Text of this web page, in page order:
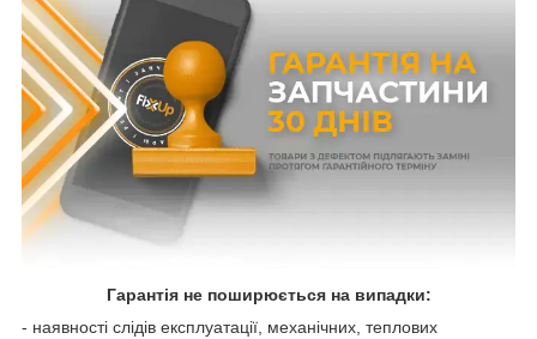
Гарантія не поширюється на випадки:
- наявності слідів експлуатації, механічних, теплових